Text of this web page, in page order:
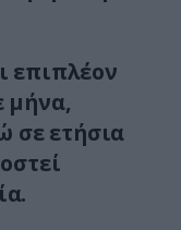
επιπλέον
μήνα,
σε ετήσια